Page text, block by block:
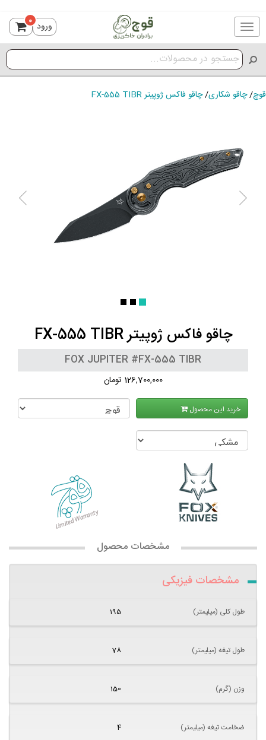
Toggle
navigation
ورود 0
قوچ/چاقو شکاری/چاقو فاکس ژوپیتر FX-555 TIBR
چاقو فاکس ژوپیتر FX-555 TIBR
FOX JUPITER #FX-555 TIBR
126,700,000 تومان
خرید این محصول
مشخصات محصول
مشخصات فیزیکی
طول کلی (میلیمتر) 195
طول تیغه (میلیمتر) 78
وزن (گرم) 150
ضخامت تیغه (میلیمتر) 4